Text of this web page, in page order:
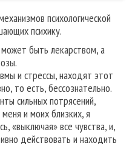
психологической
психику.
быть лекарством, а
и стрессы, находят этот
то есть, бессознательно.
сильных потрясений,
и моих близких, я
«выключая» все чувства, и,
действовать и находить